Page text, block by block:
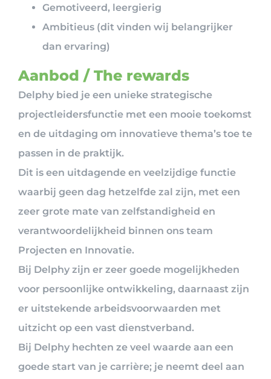
Gemotiveerd, leergierig
Ambitieus (dit vinden wij belangrijker
dan ervaring)
Aanbod / The rewards
Delphy bied je een unieke strategische
projectleidersfunctie met een mooie toekomst
en de uitdaging om innovatieve thema’s toe te
passen in de praktijk.
Dit is een uitdagende en veelzijdige functie
waarbij geen dag hetzelfde zal zijn, met een
zeer grote mate van zelfstandigheid en
verantwoordelijkheid binnen ons team
Projecten en Innovatie.
Bij Delphy zijn er zeer goede mogelijkheden
voor persoonlijke ontwikkeling, daarnaast zijn
er uitstekende arbeidsvoorwaarden met
uitzicht op een vast dienstverband.
Bij Delphy hechten ze veel waarde aan een
goede start van je carrière; je neemt deel aan